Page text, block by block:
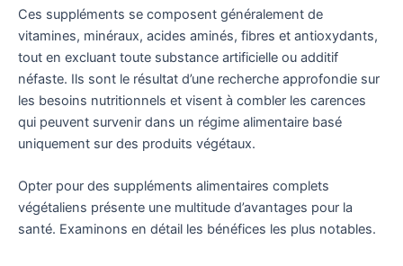
Ces suppléments se composent généralement de
vitamines, minéraux, acides aminés, fibres et antioxydants,
tout en excluant toute substance artificielle ou additif
néfaste. Ils sont le résultat d’une recherche approfondie sur
les besoins nutritionnels et visent à combler les carences
qui peuvent survenir dans un régime alimentaire basé
uniquement sur des produits végétaux.
Opter pour des suppléments alimentaires complets
végétaliens présente une multitude d’avantages pour la
santé. Examinons en détail les bénéfices les plus notables.